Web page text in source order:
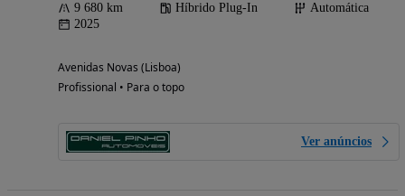
9 680 km Híbrido Plug-In
Automática
2025
Avenidas Novas (Lisboa)
Profissional • Para o topo
Ver anúncios